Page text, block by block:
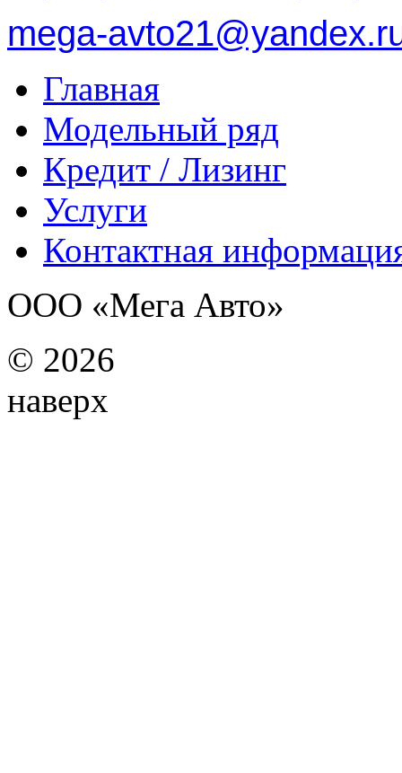
mega-
Главная
Модельный ряд
Кредит / Лизинг
Услуги
Контактная
ООО «Мега Авто»
© 2026
наверх